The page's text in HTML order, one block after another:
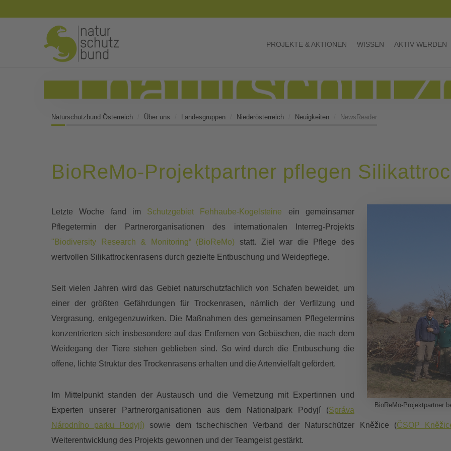
PROJEKTE & AKTIONEN WISSEN AKTIV WERDEN
Naturschutzbund Österreich Über uns Landesgruppen Niederösterreich Neuigkeiten NewsReader
BioReMo-Projektpartner pflegen
BioReMo-Projektpartner
Letzte Woche fand im Schutzgebiet Fehhaube-Kogelsteine ein gemeinsamer
Pflegetermin der Partnerorganisationen des internationalen Interreg-Projekts
"Biodiversity Research & Monitoring“ (BioReMo) statt. Ziel war die Pflege des
wertvollen Silikattrockenrasens durch gezielte Entbuschung und Weidepflege.
Seit vielen Jahren wird das Gebiet naturschutzfachlich von Schafen beweidet, um
einer der größten Gefährdungen für Trockenrasen, nämlich der Verfilzung und
Vergrasung, entgegenzuwirken. Die Maßnahmen des gemeinsamen Pflegetermins
konzentrierten sich insbesondere auf das Entfernen von Gebüschen, die nach dem
Weidegang der Tiere stehen geblieben sind. So wird durch die Entbuschung die
offene, lichte Struktur des Trockenrasens erhalten und die Artenvielfalt gefördert.
Im Mittelpunkt standen der Austausch und die Vernetzung mit Expertinnen und
Experten unserer Partnerorganisationen aus dem Nationalpark Podyjí (Správa
Národního parku Podyjí) sowie dem tschechischen Verband der Naturschützer Kněžice (ČSOP
Weiterentwicklung des Projekts gewonnen und der Teamgeist gestärkt.